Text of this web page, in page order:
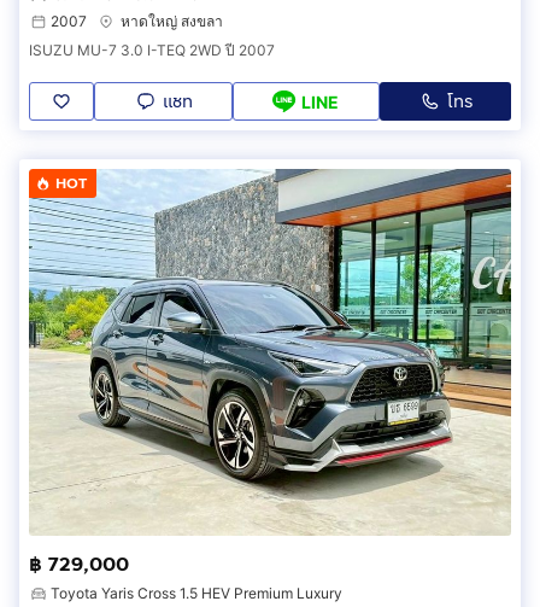
2007
หาดใหญ่ สงขลา
ISUZU MU-7 3.0 I-TEQ 2WD ปี 2007
แชท LINE โทร
HOT
฿ 729,000
Toyota Yaris Cross 1.5 HEV Premium Luxury